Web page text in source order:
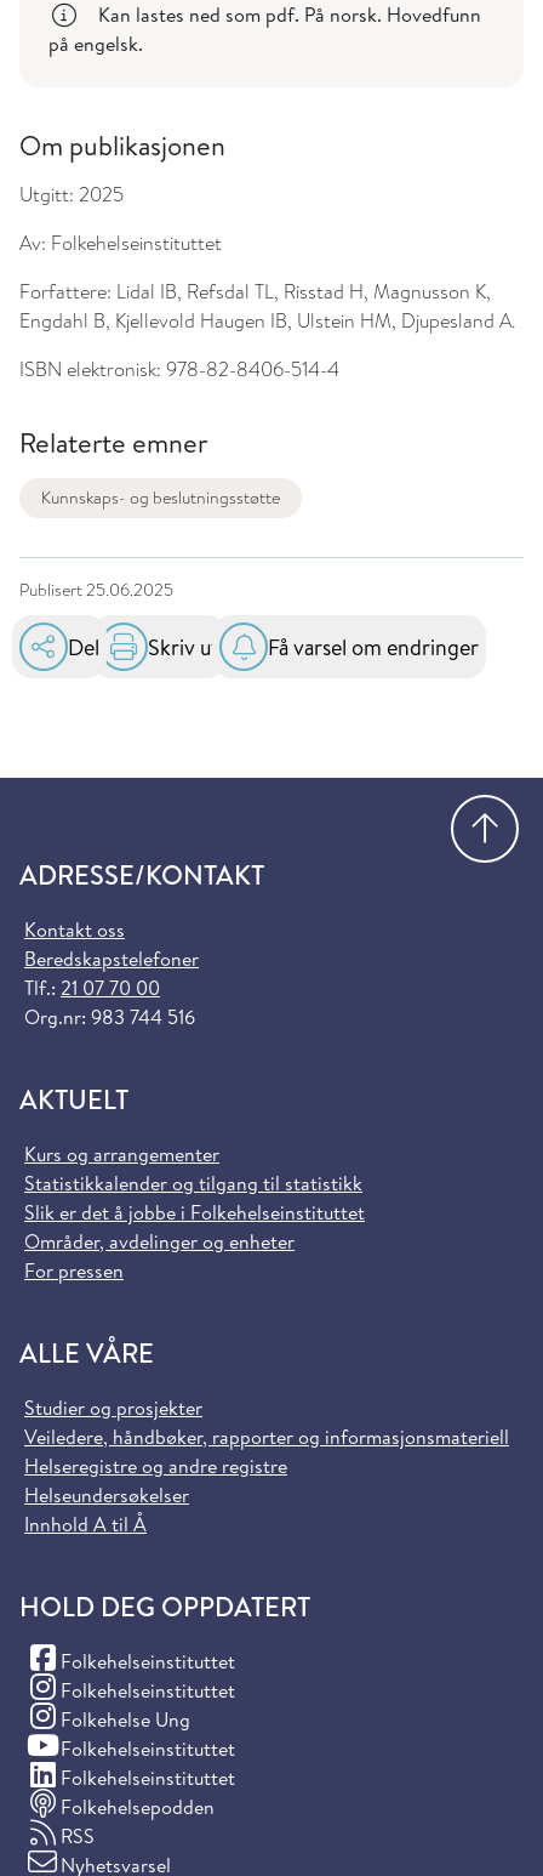
Kan lastes ned som pdf. På norsk. Hovedfunn
på engelsk.
Om publikasjonen
Utgitt: 2025
Av: Folkehelseinstituttet
Forfattere: Lidal IB, Refsdal TL, Risstad H, Magnusson K,
Engdahl B, Kjellevold Haugen IB, Ulstein HM, Djupesland A.
ISBN elektronisk: 978-82-8406-514-4
Relaterte emner
Kunnskaps- og beslutningsstøtte
Publisert25.06.2025
Del Skriv ut Få varsel om endringer
ADRESSE/KONTAKT
Kontakt oss
Beredskapstelefoner
Tlf.: 21 07 70 00
Org.nr: 983 744 516
AKTUELT
Kurs og arrangementer
Statistikkalender og tilgang til statistikk
Slik er det å jobbe i Folkehelseinstituttet
Områder, avdelinger og enheter
For pressen
ALLE VÅRE
Studier og prosjekter
Veiledere, håndbøker, rapporter og informasjonsmateriell
Helseregistre og andre registre
Helseundersøkelser
Innhold A til Å
HOLD DEG OPPDATERT
Folkehelseinstituttet
(Facebook)
Folkehelseinstituttet
(Instagram)
Folkehelse Ung
(Instagram)
Folkehelseinstituttet
(YouTube)
Folkehelseinstituttet
(LinkedIn)
Folkehelsepodden
RSS
Nyhetsvarsel